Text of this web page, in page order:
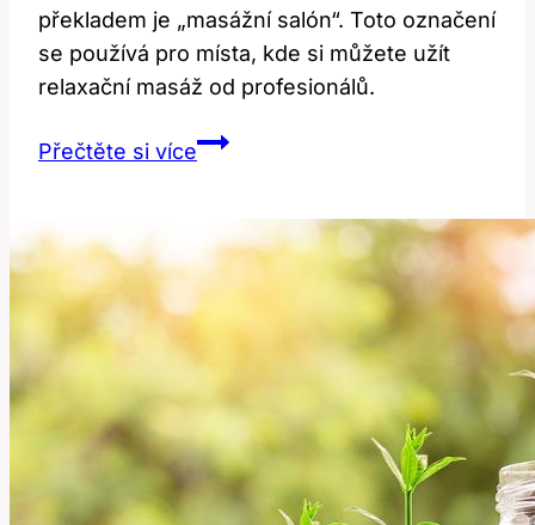
překladem je „masážní salón“. Toto označení
se používá pro místa, kde si můžete užít
relaxační masáž od profesionálů.
Přečtěte si víceMassage
Správně
Přeložit
Tento
Český
Slovník